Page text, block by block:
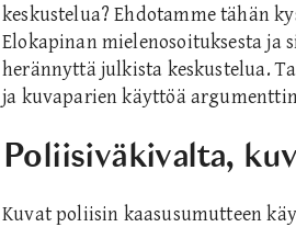
keskustelua? Ehdotamme tähän
Elokapinan mielenosoituksesta
herännyttä julkista keskustelua.
ja kuvaparien käyttöä
Poliisiväkivalta,
Kuvat poliisin kaasusumutteen